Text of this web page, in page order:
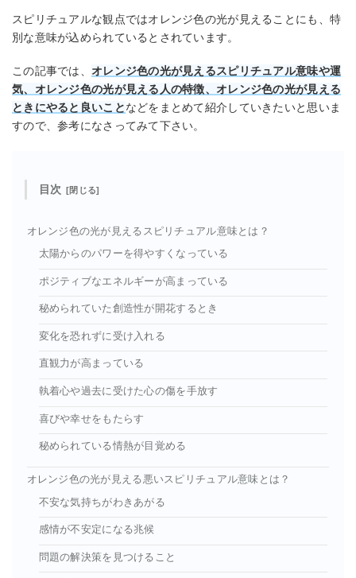
スピリチュアルな観点ではオレンジ色の光が見えることにも、特
別な意味が込められているとされています。
この記事では、 オレンジ色の光が見えるスピリチュアル意味や運
気、オレンジ色の光が見える人の特徴、オレンジ色の光が見える
ときにやると良いことなどをまとめて紹介していきたいと思いま
すので、参考になさってみて下さい。
目次
オレンジ色の光が見えるスピリチュアル意味とは？
太陽からのパワーを得やすくなっている
ポジティブなエネルギーが高まっている
秘められていた創造性が開花するとき
変化を恐れずに受け入れる
直観力が高まっている
執着心や過去に受けた心の傷を手放す
喜びや幸せをもたらす
秘められている情熱が目覚める
オレンジ色の光が見える悪いスピリチュアル意味とは？
不安な気持ちがわきあがる
感情が不安定になる兆候
問題の解決策を見つけること